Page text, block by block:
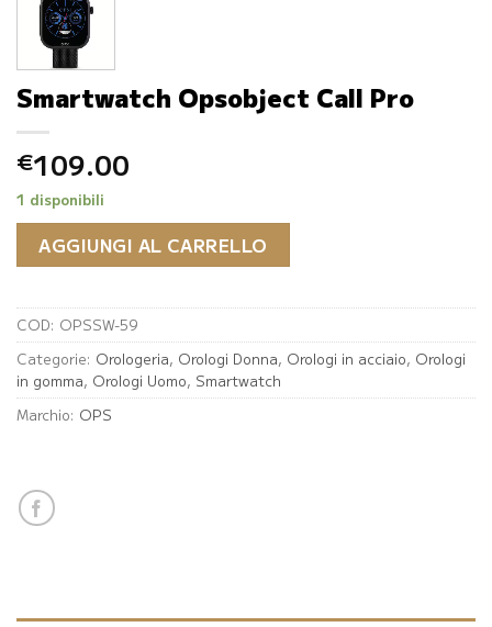
Smartwatch Opsobject Call Pro
€109.00
1 disponibili
AGGIUNGI AL CARRELLO
COD: OPSSW-59
Categorie: Orologeria, Orologi Donna, Orologi in acciaio, Orologi
in gomma, Orologi Uomo, Smartwatch
Marchio: OPS